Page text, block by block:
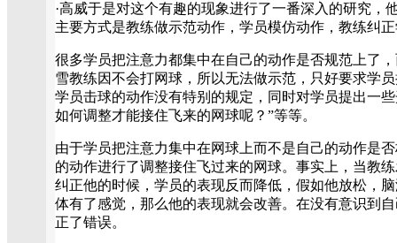
·高威于是对这个有趣的现象进行了一番深入的研究，
主要方式是教练做示范动作，学员模仿动作，教练纠
很多学员把注意力都集中在自己的动作是否规范上了
雪教练因不会打网球，所以无法做示范，只好要求学
学员击球的动作没有特别的规定，同时对学员提出一
如何调整才能接住飞来的网球呢？”等等。
由于学员把注意力集中在网球上而不是自己的动作是
的动作进行了调整接住飞过来的网球。事实上，当教
纠正他的时候，学员的表现反而降低，假如他放松，
体有了感觉，那么他的表现就会改善。在没有意识到
正了错误。